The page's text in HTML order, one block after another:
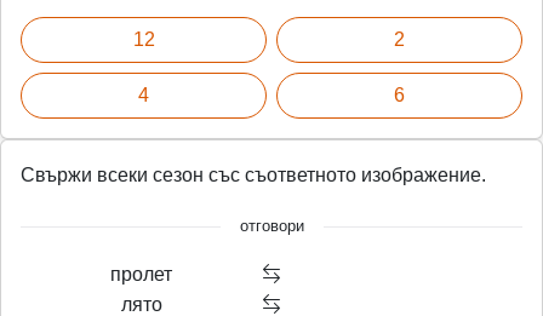
g
u
l
12
4
2
6
Свържи всеки сезон със съответното изображение.
отговори
пролет
лято